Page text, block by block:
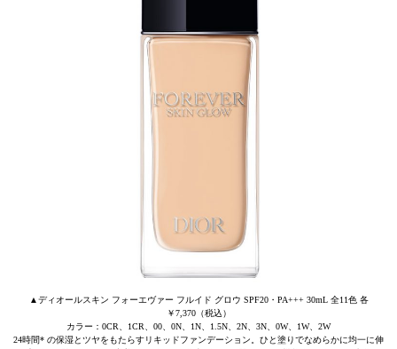
▲ディオールスキン フォーエヴァー フルイド グロウ SPF20・PA+++ 30mL 全11色 各
￥7,370（税込）
カラー：0CR、1CR、00、0N、1N、1.5N、2N、3N、0W、1W、2W
24時間* の保湿とツヤをもたらすリキッドファンデーション。ひと塗りでなめらかに均一に伸